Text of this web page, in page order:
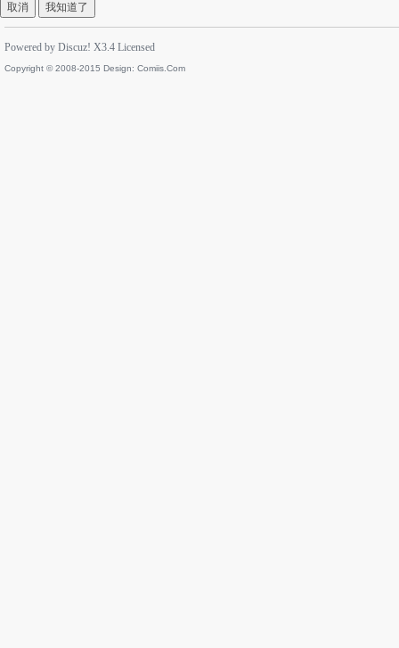
取消 我知道了
Powered by Discuz! X3.4 Licensed
Copyright © 2008-2015 Design: Comiis.Com